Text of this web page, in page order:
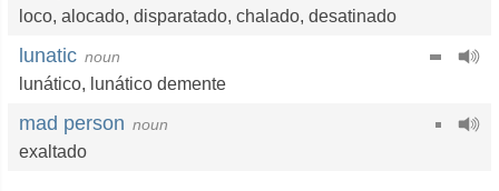
loco, alocado, disparatado, chalado, desatinado
lunatic noun
lunático, lunático demente
mad person noun
exaltado